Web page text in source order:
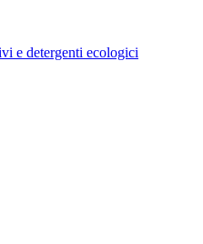
e detergenti ecologici